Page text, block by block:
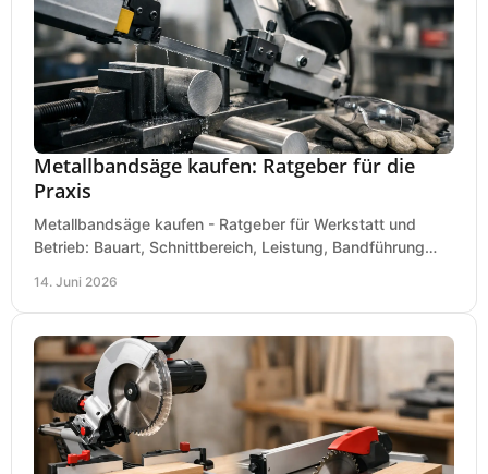
Metallbandsäge kaufen: Ratgeber für die
Praxis
Metallbandsäge kaufen - Ratgeber für Werkstatt und
Betrieb: Bauart, Schnittbereich, Leistung, Bandführung
14. Juni 2026